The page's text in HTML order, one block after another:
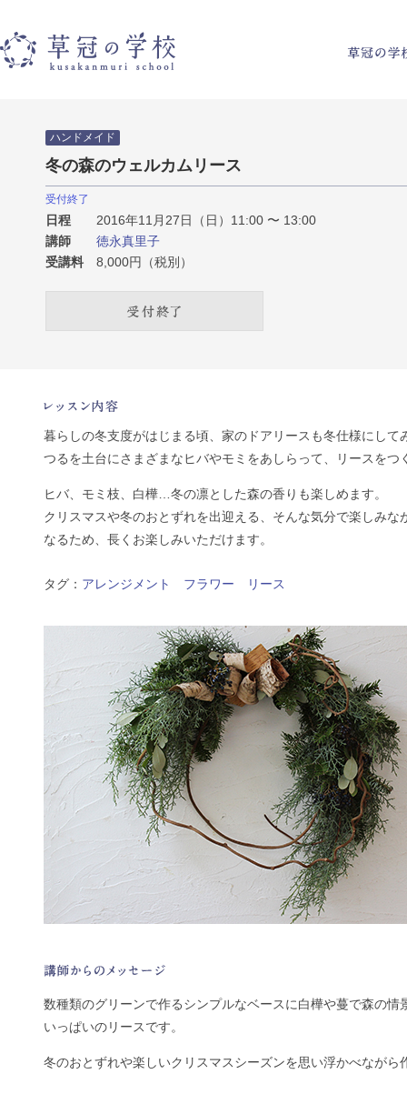
ハンドメイド
冬の森のウェルカムリース
受付終了
日程
2016年11月27日（日）11:00 〜 13:00
講師
徳永真里子
受講料
8,000円（税別）
暮らしの冬支度がはじまる頃、家のドアリースも冬仕様にして
つるを土台にさまざまなヒバやモミをあしらって、リースをつ
ヒバ、モミ枝、白樺…冬の凛とした森の香りも楽しめます。
クリスマスや冬のおとずれを出迎える、そんな気分で楽しみな
なるため、長くお楽しみいただけます。
タグ： アレンジメント フラワー リース
数種類のグリーンで作るシンプルなベースに白樺や蔓で森の情
いっぱいのリースです。
冬のおとずれや楽しいクリスマスシーズンを思い浮かべながら